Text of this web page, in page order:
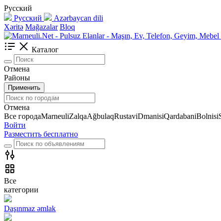
Русский
Русский
Azərbaycan dili
Xəritə Mağazalar Bloq
Каталог
Отмена
Районы
Применить
Отмена
Все городаMarneuliZalqaAğbulaqRustaviDmanisiQardabaniBolnisi
Войти
Разместить бесплатно
Все
категории
Daşınmaz əmlak